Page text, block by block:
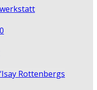
Rottenbergs